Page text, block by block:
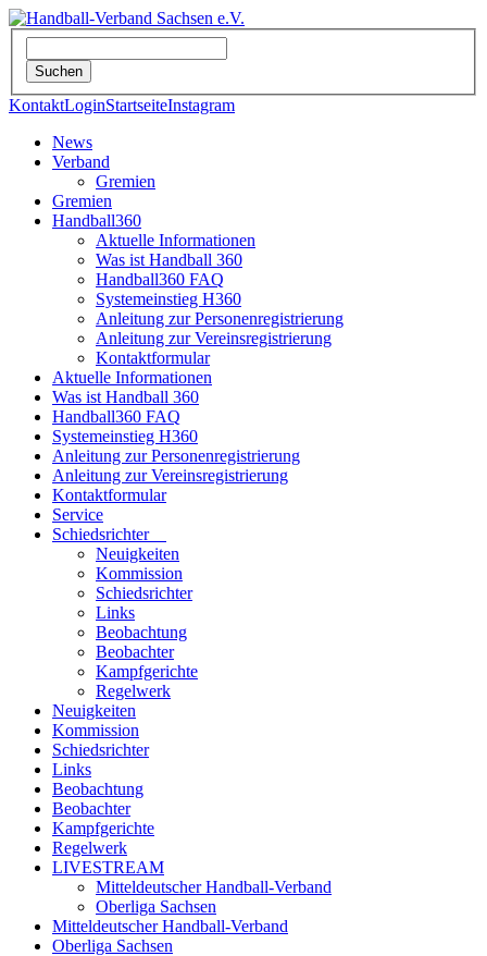
KontaktLoginStartseiteInstagram
News
Verband
Gremien
Gremien
Handball360
Aktuelle Informationen
Was ist Handball 360
Handball360 FAQ
Systemeinstieg H360
Anleitung zur Personenregistrierung
Anleitung zur Vereinsregistrierung
Kontaktformular
Aktuelle Informationen
Was ist Handball 360
Handball360 FAQ
Systemeinstieg H360
Anleitung zur Personenregistrierung
Anleitung zur Vereinsregistrierung
Kontaktformular
Service
Schiedsrichter
Neuigkeiten
Kommission
Schiedsrichter
Links
Beobachtung
Beobachter
Kampfgerichte
Regelwerk
Neuigkeiten
Kommission
Schiedsrichter
Links
Beobachtung
Beobachter
Kampfgerichte
Regelwerk
LIVESTREAM
Mitteldeutscher Handball-Verband
Oberliga Sachsen
Mitteldeutscher Handball-Verband
Oberliga Sachsen